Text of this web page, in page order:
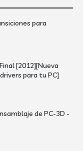
para
[2012][Nueva
para tu PC]
de PC-3D -